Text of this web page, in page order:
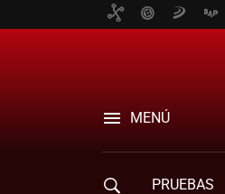
MENÚ
PRUEBAS